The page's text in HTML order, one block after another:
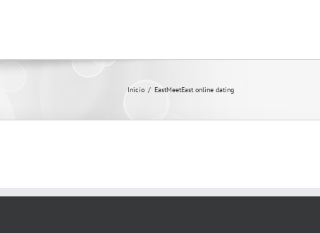
Inicio / EastMeetEast online dating